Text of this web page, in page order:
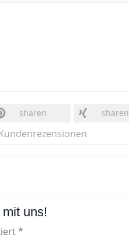
sharen sharen
uns!
*